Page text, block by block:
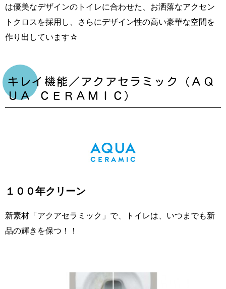
は優美なデザインのトイレに合わせた、お洒落なアクセン
トクロスを採用し、さらにデザイン性の高い豪華な空間を
作り出しています☆
キレイ機能／アクアセラミック（ＡＱ
ＵＡ ＣＥＲＡＭＩＣ）
１００年クリーン
新素材「アクアセラミック」で、トイレは、いつまでも新
品の輝きを保つ！！